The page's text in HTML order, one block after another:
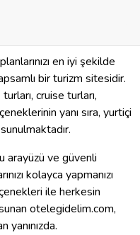
en iyi şekilde
bir turizm sitesidir.
cruise turları,
yanı sıra, yurtiçi
arayüzü ve güvenli
kolayca yapmanızı
ile herkesin
otelegidelim.com,
yanınızda.